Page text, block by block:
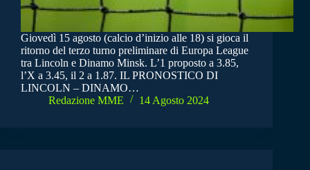
Giovedì 15 agosto (calcio d’inizio alle 18) si gioca il
ritorno del terzo turno preliminare di Europa League
tra Lincoln e Dinamo Minsk. L’1 proposto a 3.85,
l’X a 3.45, il 2 a 1.87. IL PRONOSTICO DI
LINCOLN – DINAMO…
Redazione MME
14 Agosto 2024